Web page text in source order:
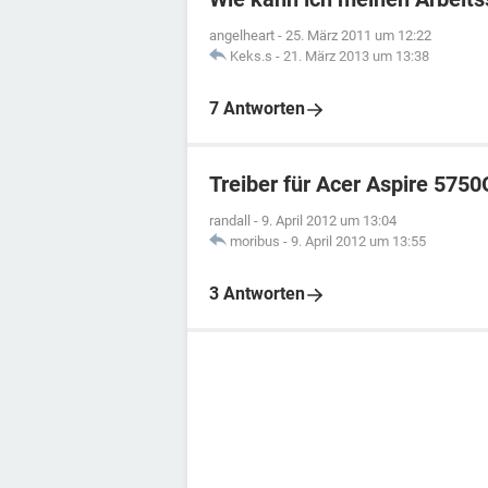
angelheart - 25. März 2011 um 12:22
Keks.s - 21. März 2013 um 13:38
7 Antworten
Treiber für Acer Aspire
randall - 9. April 2012 um 13:04
moribus - 9. April 2012 um 13:55
3 Antworten